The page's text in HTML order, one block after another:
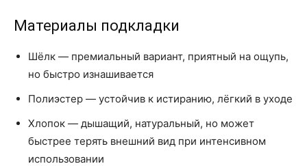
Материалы подкладки
Шёлк — премиальный вариант, приятный на ощупь,
но быстро изнашивается
Полиэстер — устойчив к истиранию, лёгкий в уходе
Хлопок — дышащий, натуральный, но может
быстрее терять внешний вид при интенсивном
использовании